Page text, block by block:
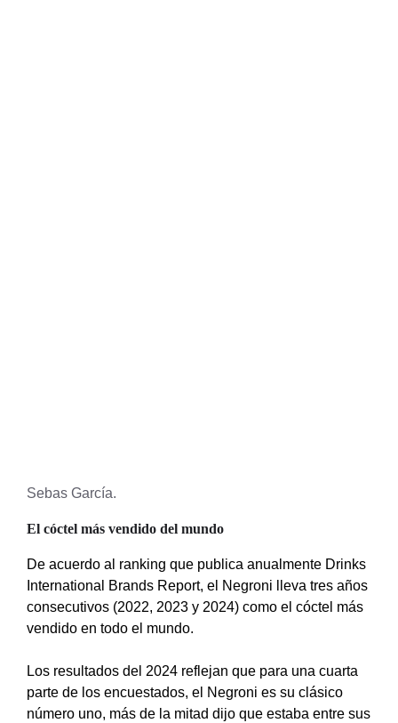
Sebas García.
El cóctel más vendido del mundo
De acuerdo al ranking que publica anualmente Drinks
International Brands Report, el Negroni lleva tres años
consecutivos (2022, 2023 y 2024) como el cóctel más
vendido en todo el mundo.
Los resultados del 2024 reflejan que para una cuarta
parte de los encuestados, el Negroni es su clásico
número uno, más de la mitad dijo que estaba entre sus